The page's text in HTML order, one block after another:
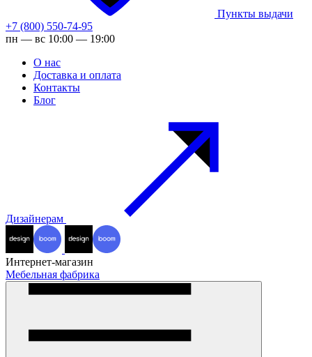
Пункты выдачи
+7 (800) 550-74-95
пн — вс 10:00 — 19:00
О нас
Доставка и оплата
Контакты
Блог
Дизайнерам
Интернет-магазин
Мебельная фабрика